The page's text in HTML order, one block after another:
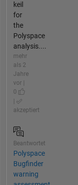
keil
for
the
Polyspace
analysis....
mehr
als 2
Jahre
vor |
0
akzeptiert
Beantwortet
Polyspace
Bugfinder
warning